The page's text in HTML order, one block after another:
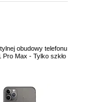
obudowy telefonu
Pro Max - Tylko szkło